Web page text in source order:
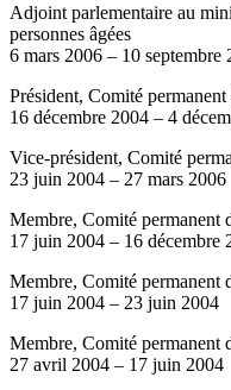
Adjoint parlementaire au
personnes âgées
6 mars 2006 – 10 septembre
Président, Comité
16 décembre 2004 – 4
Vice-président, Comité
23 juin 2004 – 27 mars 2006
Membre, Comité permanent
17 juin 2004 – 16 décembre
Membre, Comité permanent
17 juin 2004 – 23 juin 2004
Membre, Comité permanent
27 avril 2004 – 17 juin 2004